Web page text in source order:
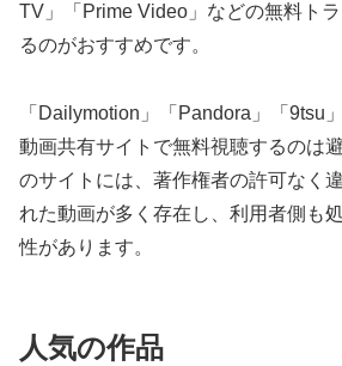
TV」「Prime Video」などの無料ト
るのがおすすめです。
「Dailymotion」「Pandora」「9tsu
動画共有サイトで無料視聴するのは
のサイトには、著作権者の許可なく
れた動画が多く存在し、利用者側も
性があります。
人気の作品